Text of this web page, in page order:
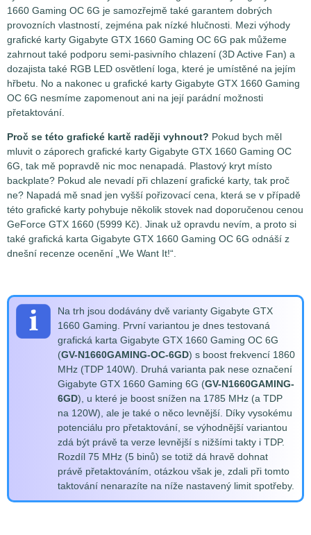
1660 Gaming OC 6G je samozřejmě také garantem dobrých
provozních vlastností, zejména pak nízké hlučnosti. Mezi výhody
grafické karty Gigabyte GTX 1660 Gaming OC 6G pak můžeme
zahrnout také podporu semi-pasivního chlazení (3D Active Fan) a
dozajista také RGB LED osvětlení loga, které je umístěné na jejím
hřbetu. No a nakonec u grafické karty Gigabyte GTX 1660 Gaming
OC 6G nesmíme zapomenout ani na její parádní možnosti
přetaktování.
Proč se této grafické kartě raději vyhnout? Pokud bych měl
mluvit o záporech grafické karty Gigabyte GTX 1660 Gaming OC
6G, tak mě popravdě nic moc nenapadá. Plastový kryt místo
backplate? Pokud ale nevadí při chlazení grafické karty, tak proč
ne? Napadá mě snad jen vyšší pořizovací cena, která se v případě
této grafické karty pohybuje několik stovek nad doporučenou cenou
GeForce GTX 1660 (5999 Kč). Jinak už opravdu nevím, a proto si
také grafická karta Gigabyte GTX 1660 Gaming OC 6G odnáší z
dnešní recenze ocenění „We Want It!“.
Na trh jsou dodávány dvě varianty Gigabyte GTX
1660 Gaming. První variantou je dnes testovaná
grafická karta Gigabyte GTX 1660 Gaming OC 6G
(GV-N1660GAMING-OC-6GD) s boost frekvencí 1860
MHz (TDP 140W). Druhá varianta pak nese označení
Gigabyte GTX 1660 Gaming 6G (GV-N1660GAMING-
6GD), u které je boost snížen na 1785 MHz (a TDP
na 120W), ale je také o něco levnější. Díky vysokému
potenciálu pro přetaktování, se výhodnější variantou
zdá být právě ta verze levnější s nižšími takty i TDP.
Rozdíl 75 MHz (5 binů) se totiž dá hravě dohnat
právě přetaktováním, otázkou však je, zdali při tomto
taktování nenarazíte na níže nastavený limit spotřeby.